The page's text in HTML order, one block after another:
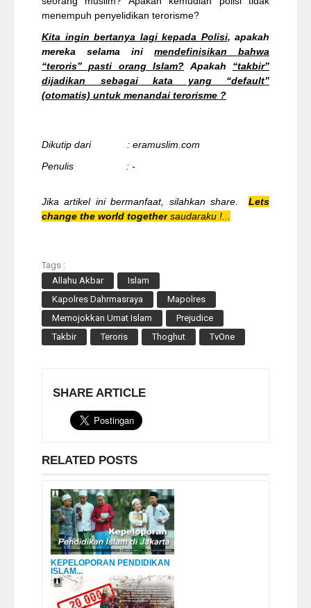
menempuh penyelidikan terorisme?
Kita ingin bertanya lagi kepada Polisi, apakah
mereka selama ini mendefinisikan bahwa
“teroris” pasti orang Islam? Apakah “takbir”
dijadikan sebagai kata yang “default”
(otomatis) untuk menandai terorisme ?
Dikutip dari : eramuslim.com
Penulis : -
Jika artikel ini bermanfaat, silahkan share. Lets
change the world together saudaraku !...
Tags :
Allahu Akbar
Islam
Kapolres Dahrmasraya
Mapolres
Memojokkan Umat Islam
Prejudice
Takbir
Teroris Thoghut TvOne
SHARE ARTICLE
RELATED POSTS
KEPELOPORAN PENDIDIKAN
ISLAM...